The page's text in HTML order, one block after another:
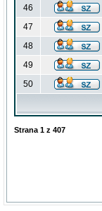
46
47
48
49
50
Strana 1 z 407